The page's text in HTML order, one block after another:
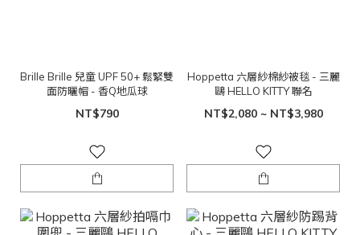
Brille Brille 兒童 UPF 50+ 鬆緊雙
面防曬帽 - 香Q地瓜球
NT$790
Hoppetta 六層紗棉紗被毯 - 三麗
鷗 HELLO KITTY 聯名
NT$2,080 ~ NT$3,980